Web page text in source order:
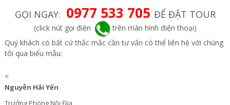
GỌI NGAY: 0977 533 705 ĐỂ ĐẶT TOUR
(click nút gọi điện
trên màn hình điện thoại)
Quý khách có bất cứ thắc mắc cần tư vấn có thể liên hệ với chúng
tôi qua biểu mẫu:
<
Nguyễn Hải Yến
Trưởng Phòng Nội Địa